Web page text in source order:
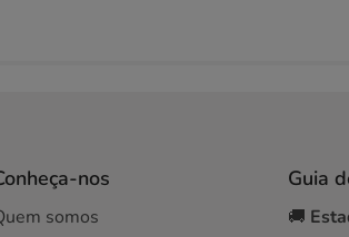
nos
somos
Guia
🚚